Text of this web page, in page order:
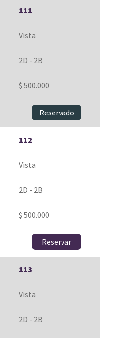
111
Vista
2D - 2B
$ 500.000
Reservado
112
Vista
2D - 2B
$ 500.000
Reservar
113
Vista
2D - 2B